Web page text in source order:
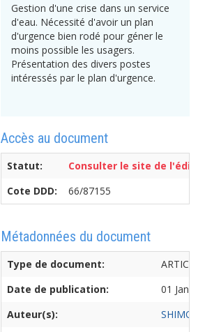
Gestion d'une crise dans un service
d'eau. Nécessité d'avoir un plan
d'urgence bien rodé pour géner le
moins possible les usagers.
Présentation des divers postes
intéressés par le plan d'urgence.
Accès au document
Statut:
Consulter le site de
Cote DDD:
66/87155
Métadonnées du document
Type de document:
ARTICLE
Date de publication:
01
Auteur(s):